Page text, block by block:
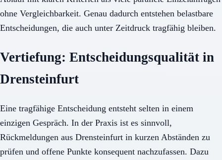
ohne Vergleichbarkeit. Genau dadurch entstehen belastbare
Entscheidungen, die auch unter Zeitdruck tragfähig bleiben.
Vertiefung: Entscheidungsqualität in
Drensteinfurt
Eine tragfähige Entscheidung entsteht selten in einem
einzigen Gespräch. In der Praxis ist es sinnvoll,
Rückmeldungen aus Drensteinfurt in kurzen Abständen zu
prüfen und offene Punkte konsequent nachzufassen. Dazu